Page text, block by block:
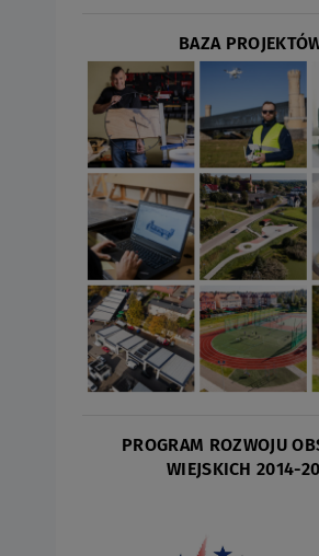
BAZA
PROGRAM ROZWOJU
WIEJSKICH 2014-